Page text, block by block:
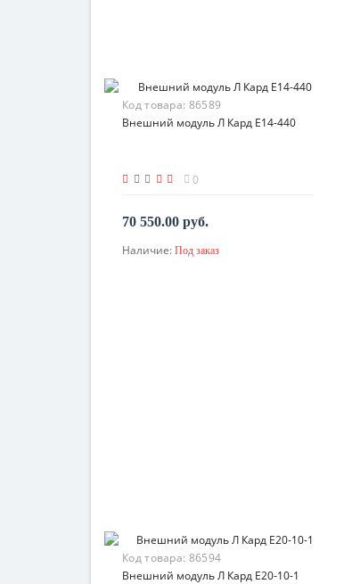
Код товара: 86589
Внешний модуль Л Кард E14-440
0
70 550.00 руб.
По запросу
Наличие: Под заказ
Код товара: 86594
Внешний модуль Л Кард E20-10-1